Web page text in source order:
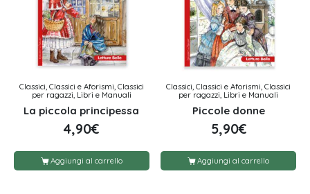
Classici, Classici e Aforismi, Classici
per ragazzi, Libri e Manuali
La piccola principessa
4,90€
Aggiungi al carrello
Classici, Classici e Aforismi, Classici
per ragazzi, Libri e Manuali
Piccole donne
5,90€
Aggiungi al carrello